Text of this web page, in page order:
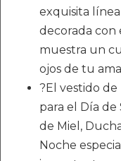
exquisita
decorada con
muestra un
ojos de tu
?El vestido
para el Día de
de Miel,
Noche